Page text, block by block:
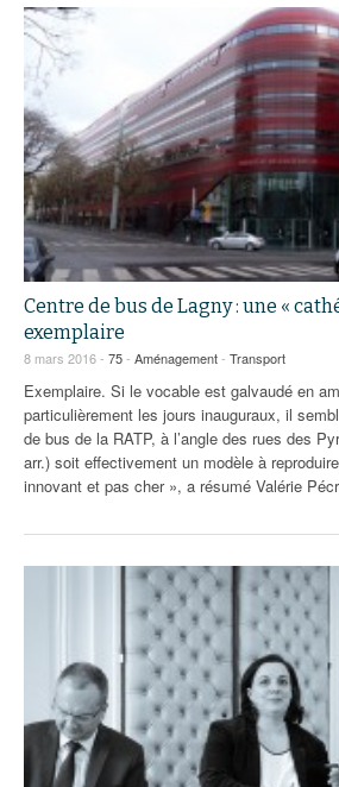
Centre de bus de Lagny : une «
exemplaire
8 mars 2016 - 75- Aménagement- Transport
Exemplaire. Si le vocable est galvaudé en
particulièrement les jours inauguraux, il
de bus de la RATP, à l’angle des rues des
arr.) soit effectivement un modèle à
innovant et pas cher », a résumé Valérie